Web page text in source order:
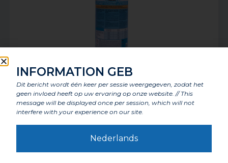
ONTSTOPPER PROFESSIONEEL
INFORMATION GEB
Dit bericht wordt één keer per sessie weergegeven, zodat het
geen invloed heeft op uw ervaring op onze website. // This
message will be displayed once per session, which will not
interfere with your experience on our site.
Nederlands